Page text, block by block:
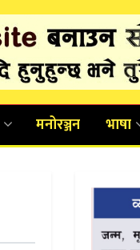
मनोरञ्जन भाषा